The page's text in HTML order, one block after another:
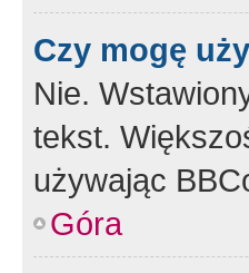
Czy mogę
Nie.
tekst.
używając
Góra